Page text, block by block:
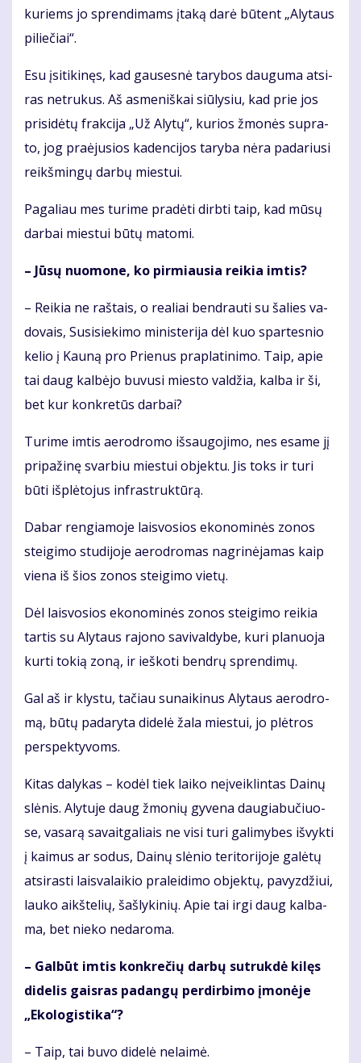
ku­riems jo spren­di­mams įta­ką da­rė bū­tent „Aly­taus
pi­lie­čiai“.
Esu įsi­ti­ki­nęs, kad gau­ses­nė ta­ry­bos dau­gu­ma at­si­
ras ne­tru­kus. Aš as­me­niš­kai siū­ly­siu, kad prie jos
pri­si­dė­tų frak­ci­ja „Už Aly­tų“, ku­rios žmo­nės su­pra­
to, jog pra­ėju­sios ka­den­ci­jos ta­ry­ba nė­ra pa­da­riu­si
reikš­min­gų dar­bų mies­tui.
Pa­ga­liau mes tu­ri­me pra­dė­ti dirb­ti taip, kad mū­sų
dar­bai mies­tui bū­tų ma­to­mi.
– Jū­sų nuo­mo­ne, ko pir­miau­sia rei­kia im­tis?
– Rei­kia ne raš­tais, o re­a­liai ben­drau­ti su ša­lies va­
do­vais, Su­si­sie­ki­mo mi­nis­te­ri­ja dėl kuo spar­tes­nio
ke­lio į Kau­ną pro Prie­nus pra­pla­ti­ni­mo. Taip, apie
tai daug kal­bė­jo bu­vu­si mies­to val­džia, kal­ba ir ši,
bet kur kon­kre­tūs dar­bai?
Tu­ri­me im­tis ae­ro­dro­mo iš­sau­go­ji­mo, nes esa­me jį
pri­pa­ži­nę svar­biu mies­tui ob­jek­tu. Jis toks ir tu­ri
bū­ti iš­plė­to­jus in­fra­struk­tū­rą.
Da­bar ren­gia­mo­je lais­vo­sios eko­no­mi­nės zo­nos
stei­gi­mo stu­di­jo­je ae­ro­dro­mas nag­ri­nė­ja­mas kaip
vie­na iš šios zo­nos stei­gi­mo vie­tų.
Dėl lais­vo­sios eko­no­mi­nės zo­nos stei­gi­mo rei­kia
tar­tis su Aly­taus ra­jo­no sa­vi­val­dy­be, ku­ri pla­nuo­ja
kur­ti to­kią zo­ną, ir ieš­ko­ti ben­drų spren­di­mų.
Gal aš ir klys­tu, ta­čiau su­nai­ki­nus Aly­taus ae­ro­dro­
mą, bū­tų padaryta didelė žala miestui, jo plėtros
perspektyvoms.
Ki­tas da­ly­kas – ko­dėl tiek lai­ko ne­įveik­lin­tas Dai­nų
slė­nis. Aly­tu­je daug žmo­nių gy­ve­na dau­gia­bu­čiuo­
se, va­sa­rą sa­vait­ga­liais ne vi­si tu­ri ga­li­my­bes iš­vyk­ti
į kai­mus ar so­dus, Dai­nų slė­nio te­ri­to­ri­jo­je ga­lė­tų
at­si­ras­ti lais­va­lai­kio pra­lei­di­mo ob­jek­tų, pa­vyz­džiui,
lau­ko aikš­te­lių, šaš­ly­ki­nių. Apie tai ir­gi daug kal­ba­
ma, bet nie­ko ne­da­ro­ma.
– Gal­būt im­tis kon­kre­čių dar­bų su­truk­dė ki­lęs
di­de­lis gais­ras pa­dan­gų per­dir­bi­mo įmo­nė­je
„Eko­lo­gis­ti­ka“?
– Taip, tai bu­vo di­de­lė ne­lai­mė.